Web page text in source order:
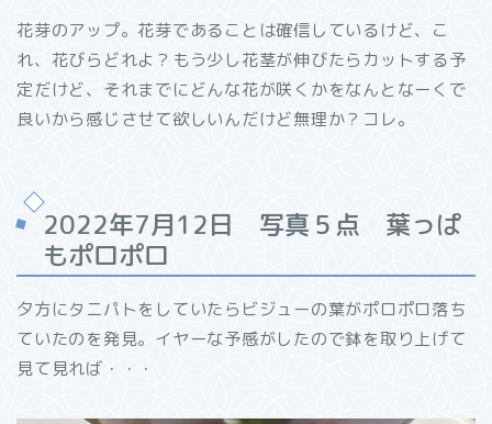
花芽のアップ。花芽であることは確信しているけど、こ
れ、花びらどれよ？もう少し花茎が伸びたらカットする予
定だけど、それまでにどんな花が咲くかをなんとなーくで
良いから感じさせて欲しいんだけど無理か？コレ。
2022年7月12日 写真５点 葉っぱ
もポロポロ
夕方にタニパトをしていたらビジューの葉がポロポロ落ち
ていたのを発見。イヤーな予感がしたので鉢を取り上げて
見て見れば・・・